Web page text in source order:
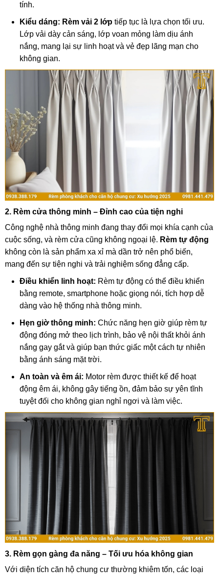
tính.
Kiểu dáng: Rèm vải 2 lớp tiếp tục là lựa chọn tối ưu.
Lớp vải dày cản sáng, lớp voan mỏng làm dịu ánh
nắng, mang lại sự linh hoạt và vẻ đẹp lãng mạn cho
không gian.
2. Rèm cửa thông minh – Đỉnh cao của tiện nghi
Công nghệ nhà thông minh đang thay đổi mọi khía cạnh của
cuộc sống, và rèm cửa cũng không ngoại lệ. Rèm tự động
không còn là sản phẩm xa xỉ mà dần trở nên phổ biến,
mang đến sự tiện nghi và trải nghiệm sống đẳng cấp.
Điều khiển linh hoạt: Rèm tự động có thể điều khiển
bằng remote, smartphone hoặc giọng nói, tích hợp dễ
dàng vào hệ thống nhà thông minh.
Hẹn giờ thông minh: Chức năng hẹn giờ giúp rèm tự
động đóng mở theo lịch trình, bảo vệ nội thất khỏi ánh
nắng gay gắt và giúp bạn thức giấc một cách tự nhiên
bằng ánh sáng mặt trời.
An toàn và êm ái: Motor rèm được thiết kế để hoạt
động êm ái, không gây tiếng ồn, đảm bảo sự yên tĩnh
tuyệt đối cho không gian nghỉ ngơi và làm việc.
3. Rèm gọn gàng đa năng – Tối ưu hóa không gian
Với diện tích căn hộ chung cư thường khiêm tốn, các loại